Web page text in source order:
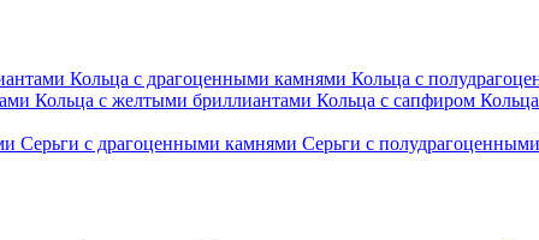
Кольца с драгоценными камнями Кольца с
Кольца с желтыми бриллиантами Кольца с сапфиром
Серьги с драгоценными камнями Серьги с